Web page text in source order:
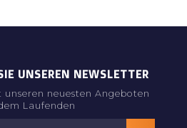
UNSEREN NEWSLETTER
unseren neuesten Angeboten
Laufenden